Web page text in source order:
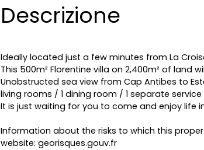
Descrizione
Ideally located just a few minutes from La
This 500m² Florentine villa on 2,400m² of land
Unobstructed sea view from Cap Antibes to
living rooms / 1 dining room / 1 separate
It is just waiting for you to come and enjoy life
Information about the risks to which this
website: georisques.gouv.fr